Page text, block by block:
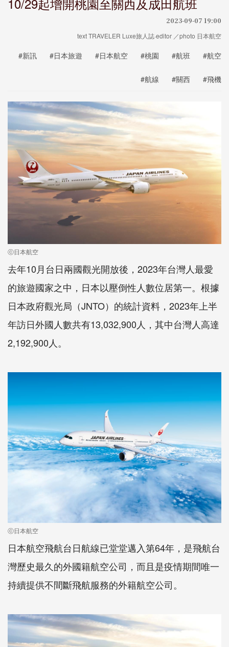
2023-09-07 19:00
text TRAVELER Luxe旅人誌·editor ／photo 日本航空
#新訊 #日本旅遊 #日本航空 #桃園 #航班 #航空
#航線 #關西 #飛機
ⓒ日本航空
去年10月台日兩國觀光開放後，2023年台灣人最愛
的旅遊國家之中，日本以壓倒性人數位居第一。根據
日本政府觀光局（JNTO）的統計資料，2023年上半
年訪日外國人數共有13,032,900人，其中台灣人高達
2,192,900人。
ⓒ日本航空
日本航空飛航台日航線已堂堂邁入第64年，是飛航台
灣歷史最久的外國籍航空公司，而且是疫情期間唯一
持續提供不間斷飛航服務的外籍航空公司。